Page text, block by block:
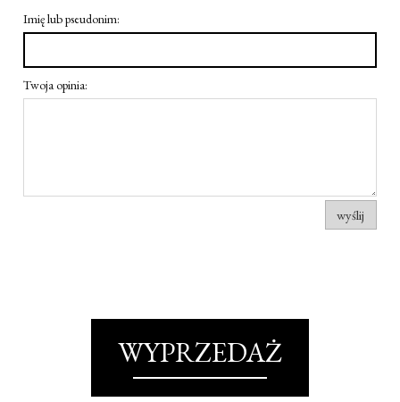
Imię lub pseudonim:
Twoja opinia:
wyślij
WYPRZEDAŻ